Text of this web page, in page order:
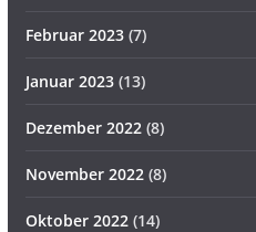
Februar 2023(7)
Januar 2023(13)
Dezember 2022(8)
November 2022(8)
Oktober 2022(14)